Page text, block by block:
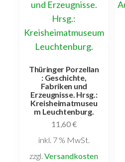
Thüringer Porzellan
: Geschichte,
Fabriken und
Erzeugnisse. Hrsg.:
Kreisheimatmuseu
m Leuchtenburg.
11,60€
inkl. 7 % MwSt.
zzgl.Versandkosten